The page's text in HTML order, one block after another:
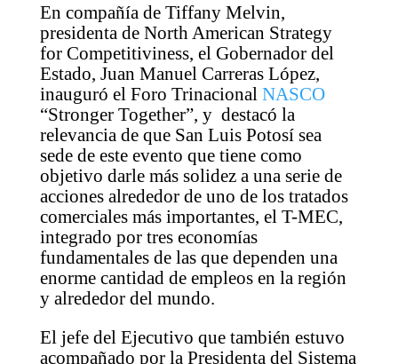
En compañía de Tiffany Melvin,
presidenta de North American Strategy
for Competitiviness, el Gobernador del
Estado, Juan Manuel Carreras López,
inauguró el Foro Trinacional NASCO
“Stronger Together”, y destacó la
relevancia de que San Luis Potosí sea
sede de este evento que tiene como
objetivo darle más solidez a una serie de
acciones alrededor de uno de los tratados
comerciales más importantes, el T-MEC,
integrado por tres economías
fundamentales de las que dependen una
enorme cantidad de empleos en la región
y alrededor del mundo.
El jefe del Ejecutivo que también estuvo
acompañado por la Presidenta del Sistema